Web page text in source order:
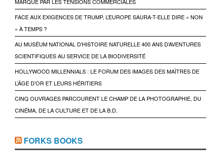
FACE AUX EXIGENCES DE TRUMP, L’EUROPE SAURA-T-ELLE DIRE « NON
» À TEMPS ?
AU MUSÉUM NATIONAL D’HISTOIRE NATURELLE 400 ANS D’AVENTURES
SCIENTIFIQUES AU SERVICE DE LA BIODIVERSITÉ
HOLLYWOOD MILLENNIALS : LE FORUM DES IMAGES DES MAÎTRES DE
L’ÂGE D’OR ET LEURS HÉRITIERS
CINQ OUVRAGES PARCOURENT LE CHAMP DE LA PHOTOGRAPHIE, DU
CINÉMA, DE LA CULTURE ET DE LA B.D.
FORKS BOOKS